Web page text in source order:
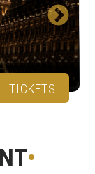
TICKETS
•